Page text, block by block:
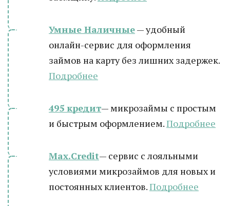
Умные Наличные— удобный
онлайн-сервис для оформления
займов на карту без лишних задержек.
Подробнее
495 кредит— микрозаймы с простым
и быстрым оформлением.Подробнее
Max.Credit— сервис с лояльными
условиями микрозаймов для новых и
постоянных клиентов.Подробнее